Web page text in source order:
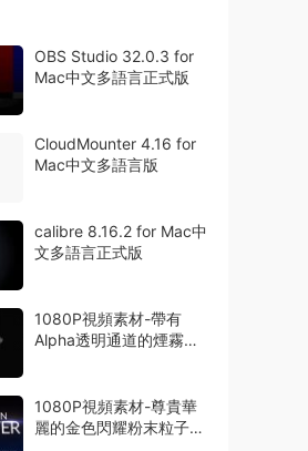
OBS Studio 32.0.3 for
Mac中文多語言正式版
CloudMounter 4.16 for
Mac中文多語言版
calibre 8.16.2 for Mac中
文多語言正式版
1080P視頻素材-帶有
Alpha透明通道的煙霧粒
1080P視頻素材-尊貴華
麗的金色閃耀粉末粒子特